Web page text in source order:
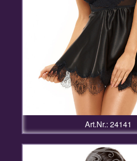
Art.Nr.: 24141